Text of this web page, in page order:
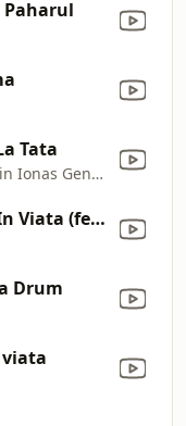
Paharul
Tata
Diana Selagea & Florin Ionas Generalul
Cu Ce M-Am Ales In Viata (feat. Florin Ionas Generalul)
Drum
viata